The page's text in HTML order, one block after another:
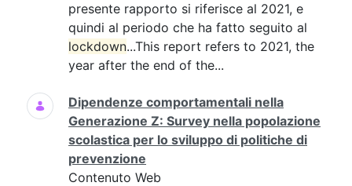
presente rapporto si riferisce al 2021, e
quindi al periodo che ha fatto seguito al
lockdown...This report refers to 2021, the
year after the end of the...
Dipendenze comportamentali nella
Generazione Z: Survey nella popolazione
scolastica per lo sviluppo di politiche di
prevenzione
Contenuto Web